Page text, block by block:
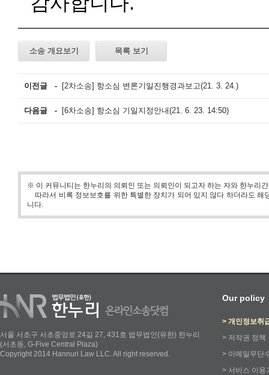
소송 개요보기 목록 보기
이전글 - ​[2차소송] 항소심 변론기일진행경과보고(21. 3. 24.)
다음글 - ​[6차소송] 항소심 기일지정안내(21. 6. 23. 14:50)
※ 이 커뮤니티는 한누리의 의뢰인 또는 의뢰인이 되고자 하는 자와 한누리
따라서 비록 정보보호를 위한 특별한 장치가 되어 있지 않다 하더라도 해
니다.
서울 서초구 서초중앙로 24길 27, 431호 법무법인(유한) 한누리
(서초동, G-Five Central Plaza)
Copyright 2014 Hannuri Law LLC. All right reserved.
Our policy
> 개인정보취
> 저작권 정책
> 이메일무단
> 서비스 이용